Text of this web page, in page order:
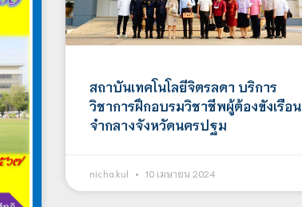
สถาบันเทคโนโลยีจิตรลดา บริการ
วิชาการฝึกอบรมวิชาชีพผู้ต้องขังเรือน
จำกลางจังหวัดนครปฐม
nicha.kul 10 เมษายน 2024